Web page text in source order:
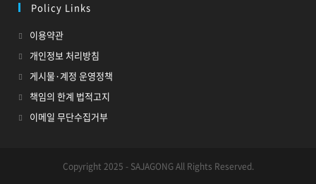
Policy Links
이용약관
개인정보 처리방침
게시물·계정 운영정책
책임의 한계 법적고지
이메일 무단수집거부
Copyright 2025 - SAJAGONG All Rights Reserved.